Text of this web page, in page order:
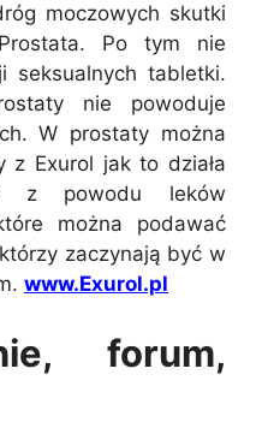
moczowych skutki
Po tym nie
seksualnych tabletki.
nie powoduje
W prostaty można
z Exurol jak to działa
z powodu leków
można podawać
zaczynają być w
www.Exurol.pl
forum,